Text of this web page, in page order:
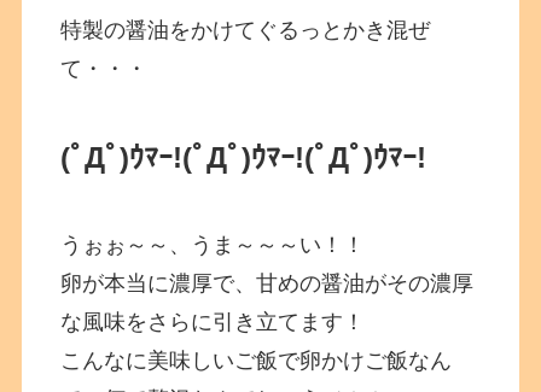
特製の醤油をかけてぐるっとかき混ぜ
て・・・
(ﾟДﾟ)ｳﾏｰ!(ﾟДﾟ)ｳﾏｰ!(ﾟДﾟ)ｳﾏｰ!
うぉぉ～～、うま～～～い！！
卵が本当に濃厚で、甘めの醤油がその濃厚
な風味をさらに引き立てます！
こんなに美味しいご飯で卵かけご飯なん